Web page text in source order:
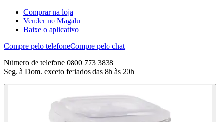
Comprar na loja
Vender no Magalu
Baixe o aplicativo
Compre pelo telefoneCompre pelo chat
Número de telefone 0800 773 3838
Seg. à Dom. exceto feriados das 8h às 20h